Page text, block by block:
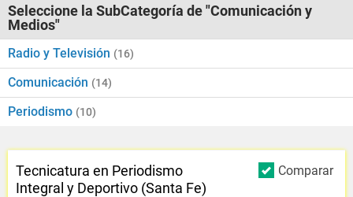
Seleccione la SubCategoría de "Comunicación y
Medios"
Radio y Televisión (16)
Comunicación (14)
Periodismo (10)
Comparar
Tecnicatura en Periodismo
Integral y Deportivo (Santa Fe)